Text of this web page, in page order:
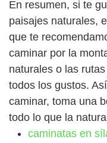
En resumen, si te
paisajes naturales,
que te
caminar por la
naturales o las
todos los gustos.
caminar, toma una
todo lo que la
caminatas en